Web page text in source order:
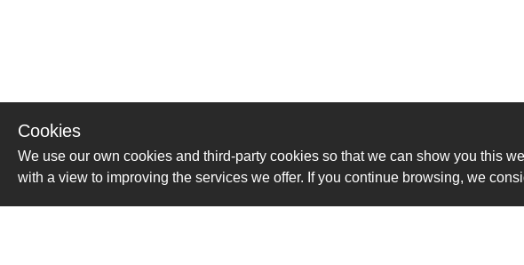
Cookies
We use our own cookies and third-party cookies so that we can show you this
with a view to improving the services we offer. If you continue browsing, we